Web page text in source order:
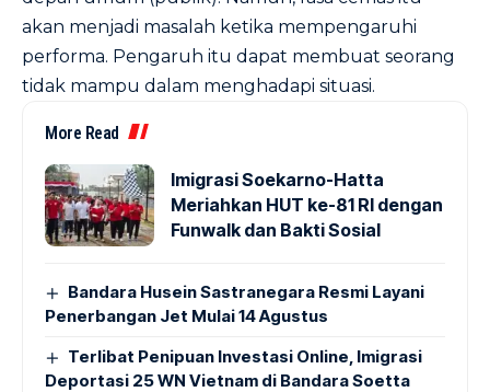
akan menjadi masalah ketika mempengaruhi
performa. Pengaruh itu dapat membuat seorang
tidak mampu dalam menghadapi situasi.
More Read
Imigrasi Soekarno-Hatta
Meriahkan HUT ke-81 RI dengan
Funwalk dan Bakti Sosial
Bandara Husein Sastranegara Resmi Layani
Penerbangan Jet Mulai 14 Agustus
Terlibat Penipuan Investasi Online, Imigrasi
Deportasi 25 WN Vietnam di Bandara Soetta